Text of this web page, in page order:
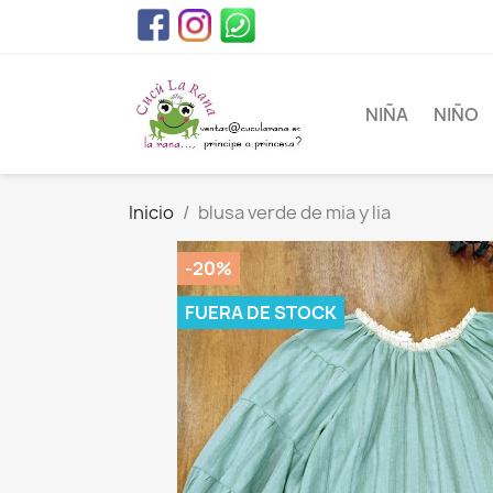
NIÑA NIÑO
Inicio blusa verde de mia y lia
-20%
FUERA DE STOCK